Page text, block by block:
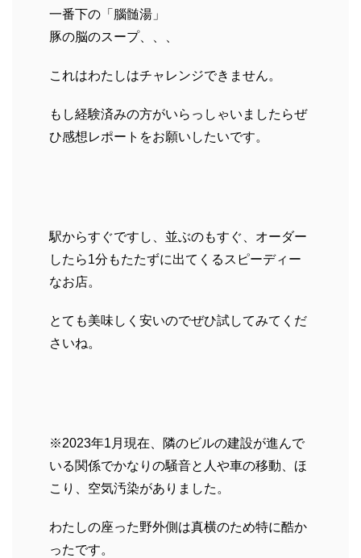
一番下の「腦髄湯」
豚の脳のスープ、、、
これはわたしはチャレンジできません。
もし経験済みの方がいらっしゃいましたらぜ
ひ感想レポートをお願いしたいです。
駅からすぐですし、並ぶのもすぐ、オーダー
したら1分もたたずに出てくるスピーディー
なお店。
とても美味しく安いのでぜひ試してみてくだ
さいね。
※2023年1月現在、隣のビルの建設が進んで
いる関係でかなりの騒音と人や車の移動、ほ
こり、空気汚染がありました。
わたしの座った野外側は真横のため特に酷か
ったです。